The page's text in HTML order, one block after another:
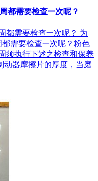
需要检查一次呢？
需要检查一次呢？ 为
需要检查一次呢？粉色
周须执行下述之检查和保养
动器摩擦片的厚度，当磨